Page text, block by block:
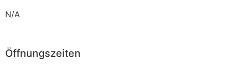
N/A
Öffnungszeiten